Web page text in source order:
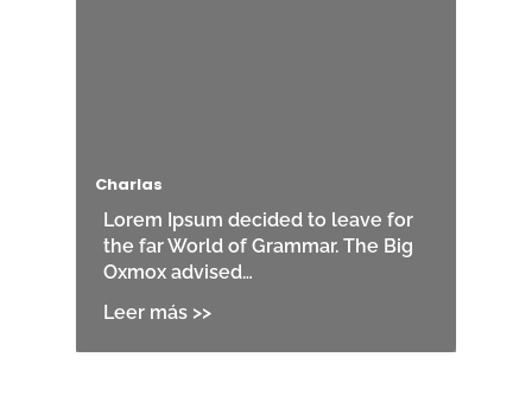
Charlas
Lorem Ipsum decided to leave for
the far World of Grammar. The Big
Oxmox advised…